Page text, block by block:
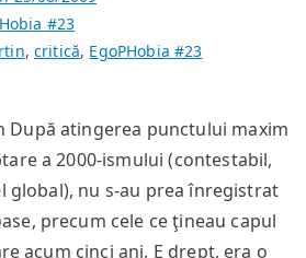
#23
,critică, EgoPHobia #23
După atingerea punctului maxim
a 2000-ismului (contestabil,
global), nu s-au prea înregistrat
precum cele ce ţineau capul
acum cinci ani. E drept, era o